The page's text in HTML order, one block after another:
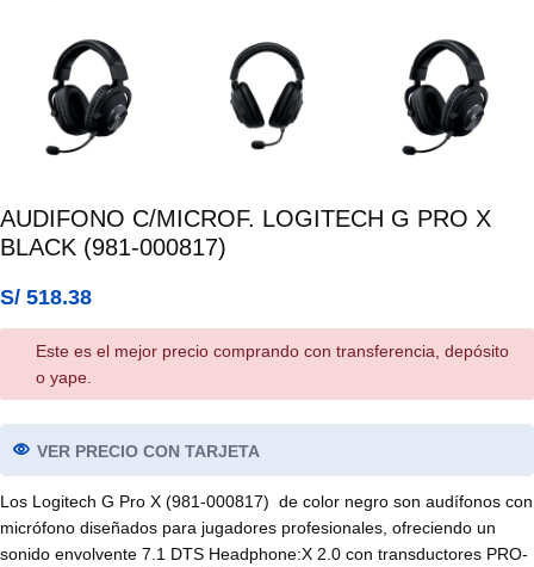
AUDIFONO C/MICROF. LOGITECH G PRO X
BLACK (981-000817)
S/ 518.38
Este es el mejor precio comprando con transferencia, depósito
o yape.
VER PRECIO CON TARJETA
Los Logitech G Pro X (981-000817) de color negro son audífonos con
micrófono diseñados para jugadores profesionales, ofreciendo un
sonido envolvente 7.1 DTS Headphone:X 2.0 con transductores PRO-